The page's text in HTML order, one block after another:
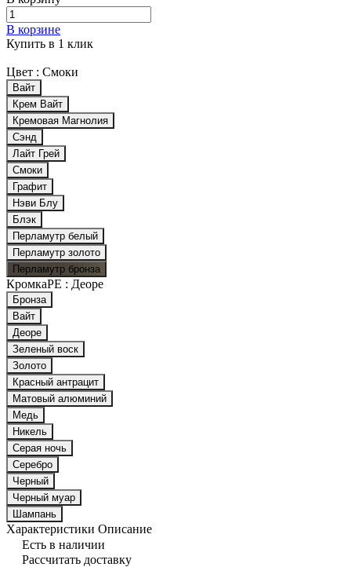
В корзине
Купить в 1 клик
Цвет : Смоки
Вайт
Крем Вайт
Кремовая Магнолия
Сэнд
Лайт Грей
Смоки
Графит
Нэви Блу
Блэк
Перламутр белый
Перламутр золото
Перламутр бронза
КромкаPE : Деоре
Бронза
Вайт
Деоре
Зеленый воск
Золото
Красный антрацит
Матовый алюминий
Медь
Никель
Серая ночь
Серебро
Черный
Черный муар
Шампань
Характеристики Описание
Есть в наличии
Рассчитать доставку